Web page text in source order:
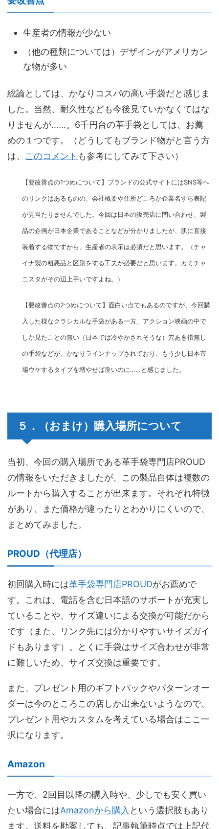
生産者の情報が少ない
（他の種類については）デザインがアメリカン
な物が多い
総論としては、かなりコスパの高い手袋だと感じま
した。当然、耐久性なども今後見ていかなくてはな
りませんが……。6千円台の革手袋としては、お薦
めの１つです。（どうしてもブランド物がと言う方
は、 このコメント も参考にしてみて下さい）
【要改善点の1つめについて】ブランドの公式サイトにはSNS等へ
のリンクはあるものの、会社概要や住所どころか企業名すら表記
が見当たりませんでした。 今回は日本の販売店に問い合わせ、製
品の企画が日本企業であることなどが分かりましたが、 肌に直接
装着する物ですから、生産者の表示は必須だと思います。（チャ
イナ製の粗悪品と区別をする工夫が必要だと思います。カミチャ
ニスタがその辺上手いですよね。）
【要改善点の2つめについて】面白い点でもあるのですが、今回購
入した様なクラシカルな手袋がある一方、アクション映画の中で
しか見たことの無い（日本では冷やかされそうな） 穴あき指無し
の手袋などが、かなりラインナップされており、もう少し日本市
場ウケするタイプを増やせば良いのに……と感じました。
５．（おまけ）購入場所について
当初、今回の購入場所である革手袋専門店PROUD
の情報をいただきましたが、この製品自体は複数の
ルートから購入することが出来ます。それぞれ特徴
があり、また価格が違ったりとわかりにくいので、
まとめてみました。
PROUD（代理店）
初回購入時には革手袋専門店PROUDがお薦めで
す。これは、電話を含む日本語のサポートが充実し
ていることや、サイズ違いによる交換が可能だから
です（また、リンク先には分かりやすいサイズガイ
ドもあります）。とくに手袋はサイズ合わせが非常
に難しいため、サイズ交換は重要です。
また、プレゼント用のギフトパックやパターンオー
ダーは今のところこの店しか出来ないようなので、
プレゼント用やカスタムを考えている場合はここ一
択になります。
Amazon
一方で、2回目以降の購入時や、少しでも安く買い
たい場合にはAmazonから購入 という選択肢もあり
ます。送料を勘案しても、記事執筆時点では上記代